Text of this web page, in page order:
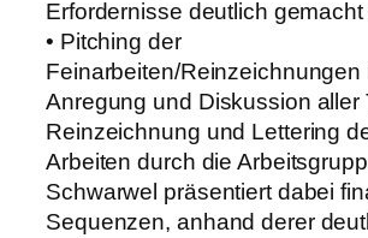
Erfordernisse deutlich
• Pitching der
Feinarbeiten/Reinzeichnungen
Anregung und Diskussion aller
Reinzeichnung und Lettering
Arbeiten durch die
Schwarwel präsentiert dabei
Sequenzen, anhand derer